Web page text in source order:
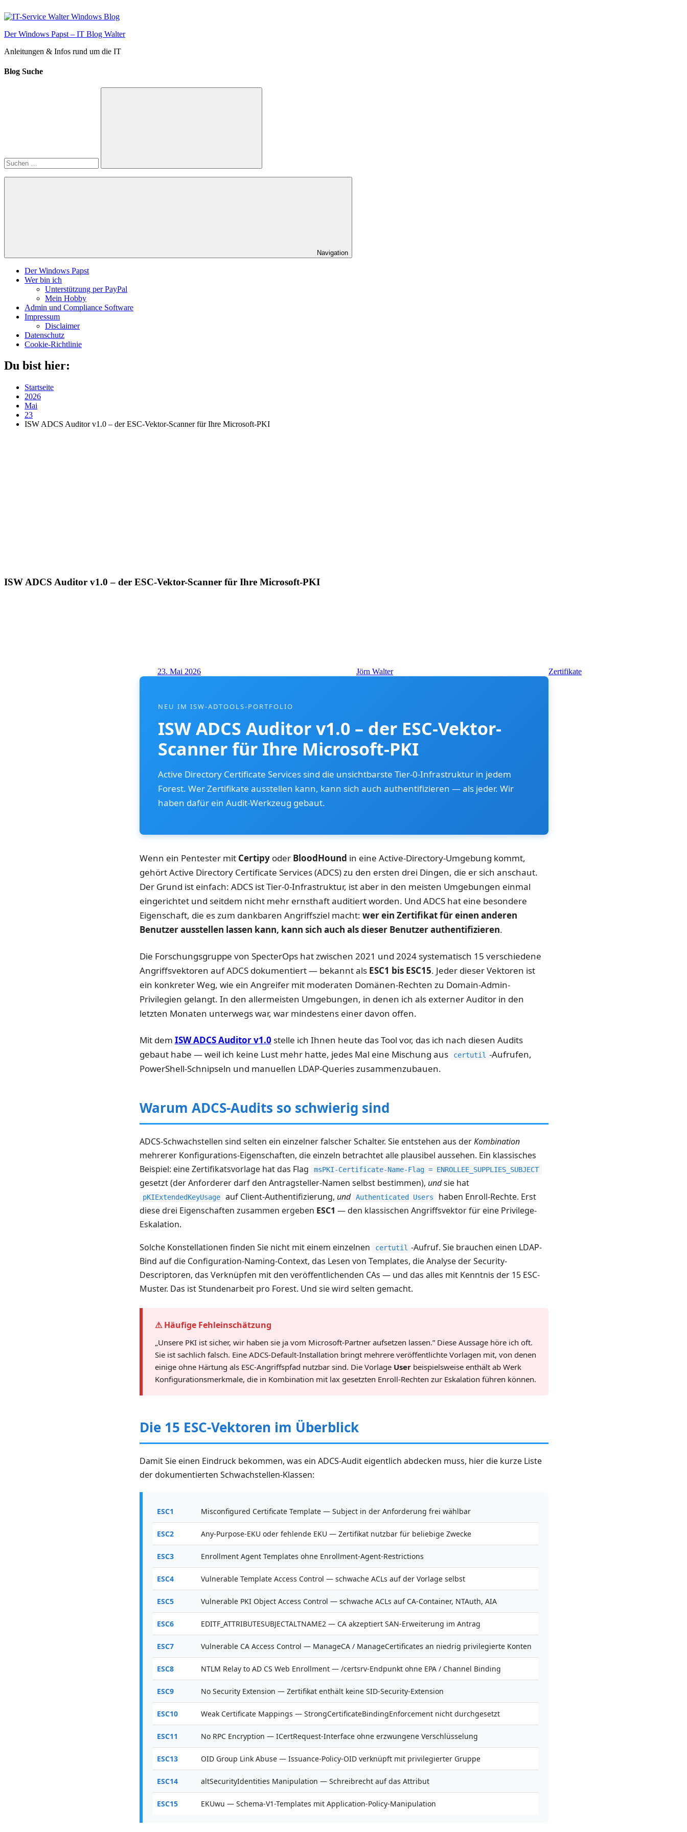
Inhalt
Der Windows Papst – IT Blog Walter
Anleitungen & Infos rund um die IT
Blog Suche
Suchen
Navigation
Der Windows Papst
Wer bin ich
Unterstützung per PayPal
Mein Hobby
Admin und Compliance Software
Impressum
Disclaimer
Datenschutz
Cookie-Richtlinie
Du bist hier:
Startseite
2026
Mai
23
ISW ADCS Auditor v1.0 – der ESC-Vektor-Scanner für Ihre Microsoft-PKI
ISW ADCS Auditor v1.0 – der ESC-Vektor-Scanner für Ihre Microsoft-PKI
23. Mai 2026 Jörn Walter Zertifikate
NEU IM ISW-ADTOOLS-PORTFOLIO
ISW ADCS Auditor v1.0 – der ESC-Vektor-
Scanner für Ihre Microsoft-PKI
Active Directory Certificate Services sind die unsichtbarste Tier-0-Infrastruktur in jedem
Forest. Wer Zertifikate ausstellen kann, kann sich auch authentifizieren — als jeder. Wir
haben dafür ein Audit-Werkzeug gebaut.
Wenn ein Pentester mit Certipyoder BloodHound in eine Active-Directory-Umgebung kommt,
gehört Active Directory Certificate Services (ADCS) zu den ersten drei Dingen, die er sich anschaut.
Der Grund ist einfach: ADCS ist Tier-0-Infrastruktur, ist aber in den meisten Umgebungen einmal
eingerichtet und seitdem nicht mehr ernsthaft auditiert worden. Und ADCS hat eine besondere
Eigenschaft, die es zum dankbaren Angriffsziel macht: wer ein Zertifikat für einen anderen
Benutzer ausstellen lassen kann, kann sich auch als dieser Benutzer authentifizieren.
Die Forschungsgruppe von SpecterOps hat zwischen 2021 und 2024 systematisch 15 verschiedene
Angriffsvektoren auf ADCS dokumentiert — bekannt als ESC1 bis ESC15. Jeder dieser Vektoren ist
ein konkreter Weg, wie ein Angreifer mit moderaten Domänen-Rechten zu Domain-Admin-
Privilegien gelangt. In den allermeisten Umgebungen, in denen ich als externer Auditor in den
letzten Monaten unterwegs war, war mindestens einer davon offen.
Mit dem ISW ADCS Auditor v1.0 stelle ich Ihnen heute das Tool vor, das ich nach diesen Audits
gebaut habe — weil ich keine Lust mehr hatte, jedes Mal eine Mischung aus
certutil -Aufrufen,
PowerShell-Schnipseln und manuellen LDAP-Queries zusammenzubauen.
Warum ADCS-Audits so schwierig sind
ADCS-Schwachstellen sind selten ein einzelner falscher Schalter. Sie entstehen aus derKombination
mehrerer Konfigurations-Eigenschaften, die einzeln betrachtet alle plausibel aussehen. Ein klassisches
Beispiel: eine Zertifikatsvorlage hat das Flag
msPKI-Certificate-Name-Flag = ENROLLEE_SUPPLIES_SUBJECT
gesetzt (der Anforderer darf den Antragsteller-Namen selbst bestimmen), undsie hat
pKIExtendedKeyUsage auf Client-Authentifizierung, und Authenticated Users
haben Enroll-Rechte. Erst
diese drei Eigenschaften zusammen ergeben ESC1 — den klassischen Angriffsvektor für eine Privilege-
Eskalation.
Solche Konstellationen finden Sie nicht mit einem einzelnen certutil -Aufruf. Sie brauchen einen LDAP-
Bind auf die Configuration-Naming-Context, das Lesen von Templates, die Analyse der Security-
Descriptoren, das Verknüpfen mit den veröffentlichenden CAs — und das alles mit Kenntnis der 15 ESC-
Muster. Das ist Stundenarbeit pro Forest. Und sie wird selten gemacht.
⚠ Häufige Fehleinschätzung
„Unsere PKI ist sicher, wir haben sie ja vom Microsoft-Partner aufsetzen lassen.” Diese Aussage höre ich oft.
Sie ist sachlich falsch. Eine ADCS-Default-Installation bringt mehrere veröffentlichte Vorlagen mit, von denen
einige ohne Härtung als ESC-Angriffspfad nutzbar sind. Die Vorlage Userbeispielsweise enthält ab Werk
Konfigurationsmerkmale, die in Kombination mit lax gesetzten Enroll-Rechten zur Eskalation führen können.
Die 15 ESC-Vektoren im Überblick
Damit Sie einen Eindruck bekommen, was ein ADCS-Audit eigentlich abdecken muss, hier die kurze Liste
der dokumentierten Schwachstellen-Klassen:
ESC1 Misconfigured Certificate Template — Subject in der Anforderung frei wählbar
ESC2 Any-Purpose-EKU oder fehlende EKU — Zertifikat nutzbar für beliebige Zwecke
ESC3 Enrollment Agent Templates ohne Enrollment-Agent-Restrictions
ESC4 Vulnerable Template Access Control — schwache ACLs auf der Vorlage selbst
ESC5 Vulnerable PKI Object Access Control — schwache ACLs auf CA-Container, NTAuth, AIA
ESC6 EDITF_ATTRIBUTESUBJECTALTNAME2 — CA akzeptiert SAN-Erweiterung im Antrag
ESC7 Vulnerable CA Access Control — ManageCA / ManageCertificates an niedrig privilegierte Konten
ESC8 NTLM Relay to AD CS Web Enrollment — /certsrv-Endpunkt ohne EPA / Channel Binding
ESC9 No Security Extension — Zertifikat enthält keine SID-Security-Extension
ESC10 Weak Certificate Mappings — StrongCertificateBindingEnforcement nicht durchgesetzt
ESC11 No RPC Encryption — ICertRequest-Interface ohne erzwungene Verschlüsselung
ESC13 OID Group Link Abuse — Issuance-Policy-OID verknüpft mit privilegierter Gruppe
ESC14 altSecurityIdentities Manipulation — Schreibrecht auf das Attribut
ESC15 EKUwu — Schema-V1-Templates mit Application-Policy-Manipulation